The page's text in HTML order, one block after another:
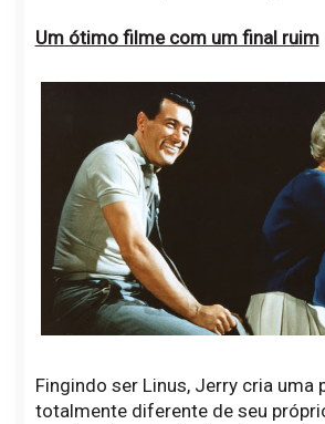
Um ótimo filme com um final ruim
Fingindo ser Linus, Jerry cria uma
totalmente diferente de seu